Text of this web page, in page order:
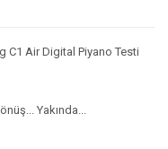
C1 Air Digital Piyano Testi
Yakında...